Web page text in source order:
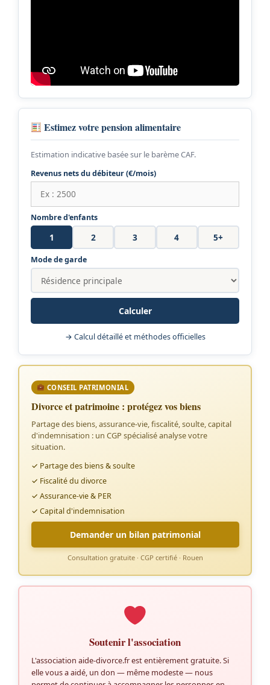
Estimez votre pension alimentaire
Estimation indicative basée sur le barème CAF.
Revenus nets du débiteur (€/mois)
Nombre d'enfants
1 2 3 4 5+
Mode de garde
Calculer
→ Calcul détaillé et méthodes officielles
CONSEIL PATRIMONIAL
Divorce et patrimoine : protégez vos biens
Partage des biens, assurance-vie, fiscalité, soulte, capital
d'indemnisation : un CGP spécialisé analyse votre
situation.
✓ Partage des biens & soulte
✓ Fiscalité du divorce
✓ Assurance-vie & PER
✓ Capital d'indemnisation
Demander un bilan patrimonial
Consultation gratuite · CGP certifié · Rouen
Soutenir l'association
L'association aide-divorce.fr est entièrement gratuite. Si
elle vous a aidé, un don — même modeste — nous